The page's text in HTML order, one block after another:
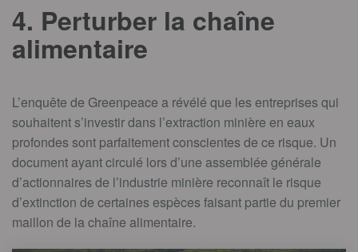
4. Perturber la chaîne
alimentaire
L’enquête de Greenpeace a révélé que les entreprises qui
souhaitent s’investir dans l’extraction minière en eaux
profondes sont parfaitement conscientes de ce risque. Un
document ayant circulé lors d’une assemblée générale
d’actionnaires de l’industrie minière reconnaît le risque
d’extinction de certaines espèces faisant partie du premier
maillon de la chaîne alimentaire.